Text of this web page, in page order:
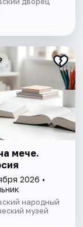
мече.
2026 •
народный
музей